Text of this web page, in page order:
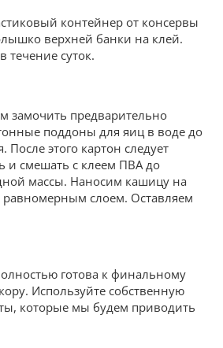
контейнер от консервы
верхней банки на клей.
течение суток.
замочить предварительно
поддоны для яиц в воде до
После этого картон следует
и смешать с клеем ПВА до
массы. Наносим кашицу на
слоем. Оставляем
готова к финальному
Используйте собственную
которые мы будем приводить